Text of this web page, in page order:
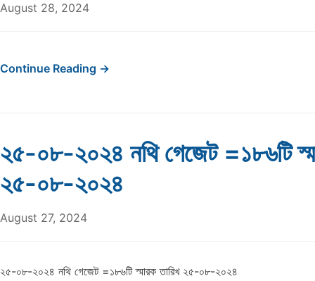
August 28, 2024
Continue Reading →
২৫-০৮-২০২৪ নথি গেজেট =১৮৬টি
২৫-০৮-২০২৪
August 27, 2024
২৫-০৮-২০২৪ নথি গেজেট =১৮৬টি স্মারক তারিখ ২৫-০৮-২০২৪